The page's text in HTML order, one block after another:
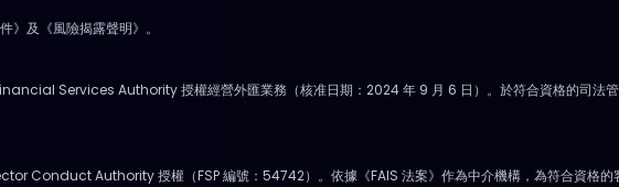
》及《風險揭露聲明》。
Services Authority 授權經營外匯業務（核准日期：2024 年 9 月 6 日）。於符合資格的司法
Conduct Authority 授權（FSP 編號：54742）。依據《FAIS 法案》作為中介機構，為符合資格的